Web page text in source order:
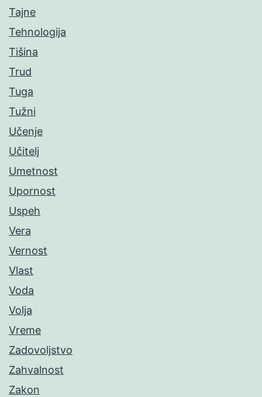
Tajne
Tehnologija
Tišina
Trud
Tuga
Tužni
Učenje
Učitelj
Umetnost
Upornost
Uspeh
Vera
Vernost
Vlast
Voda
Volja
Vreme
Zadovoljstvo
Zahvalnost
Zakon